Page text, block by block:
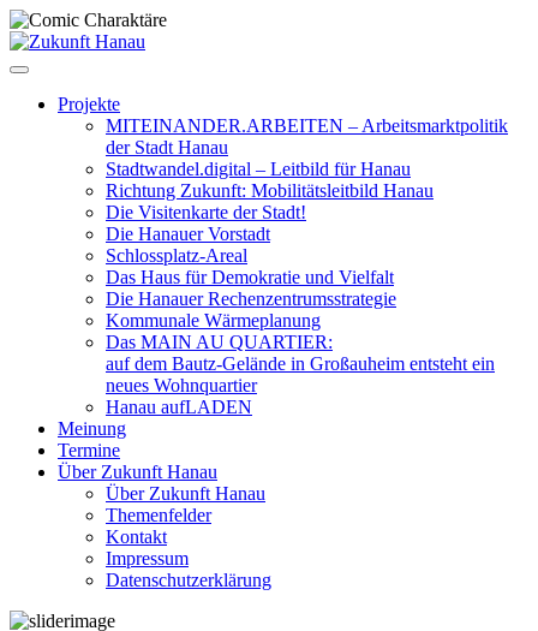
Zum
Projekte
MITEINANDER.ARBEITEN – Arbeitsmarktpolitik
der Stadt Hanau
Stadtwandel.digital – Leitbild für Hanau
Richtung Zukunft: Mobilitätsleitbild Hanau
Die Visitenkarte der Stadt!
Die Hanauer Vorstadt
Schlossplatz-Areal
Das Haus für Demokratie und Vielfalt
Die Hanauer Rechenzentrumsstrategie
Kommunale Wärmeplanung
Das MAIN AU QUARTIER:
auf dem Bautz-Gelände in Großauheim entsteht ein
neues Wohnquartier
Hanau aufLADEN
Meinung
Termine
Über Zukunft Hanau
Über Zukunft Hanau
Themenfelder
Kontakt
Impressum
Datenschutzerklärung